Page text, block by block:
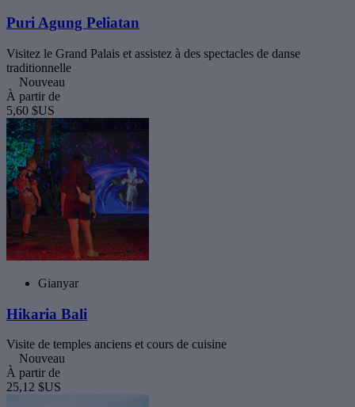
Puri Agung Peliatan
Visitez le Grand Palais et assistez à des spectacles de danse
traditionnelle
Nouveau
À partir de
5,60 $US
Gianyar
Hikaria Bali
Visite de temples anciens et cours de cuisine
Nouveau
À partir de
25,12 $US